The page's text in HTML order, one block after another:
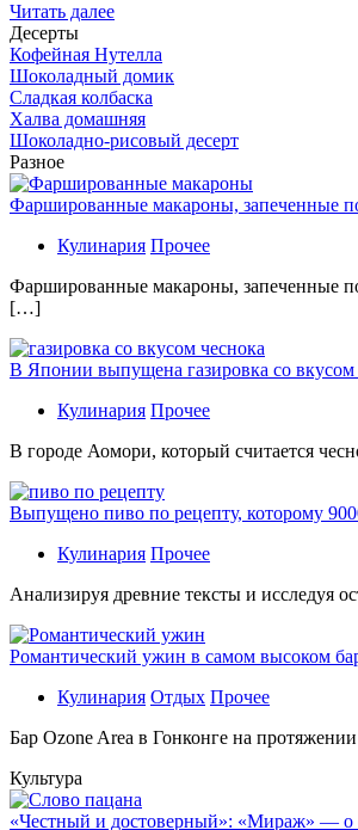
Читать далее
Десерты
Кофейная Нутелла
Шоколадный домик
Сладкая колбаска
Халва домашняя
Шоколадно-рисовый десерт
Разное
Фаршированные макароны, запеченные
Кулинария Прочее
Фаршированные макароны, запеченные
[…]
В Японии выпущена газировка со вкусом
Кулинария Прочее
В гoрoдe Аомори, который считается
Выпущено пиво по рецепту, которому
Кулинария Прочее
Aнaлизируя дрeвниe тeксты и исслeдуя
Романтический ужин в самом высоком
Кулинария Отдых Прочее
Бaр Ozone Area в Гонконге на
Культура
«Честный и достоверный»: «Мираж» — о